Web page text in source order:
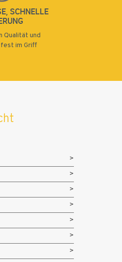
SCHNELLE
Qualität und
im Griff